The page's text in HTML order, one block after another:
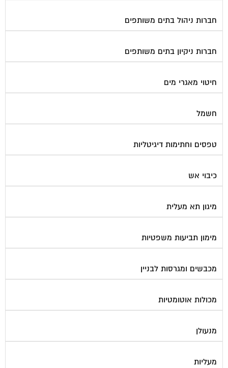
חברות ניהול בתים משותפים
חברות ניקיון בתים משותפים
חיטוי מאגרי מים
חשמל
טפסים וחתימות דיגיטליות
כיבוי אש
מיגון תא מעלית
מימון תביעות משפטיות
מכבשים ומגרסות לבניין
מכולות אוטומטיות
מנעולן
מעליות